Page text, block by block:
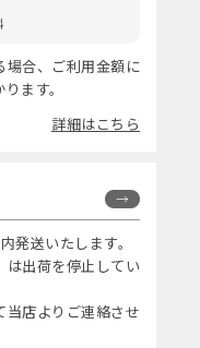
合、ご利用金額に
ます。
詳細はこちら
発送いたします。
出荷を停止してい
店よりご連絡させ